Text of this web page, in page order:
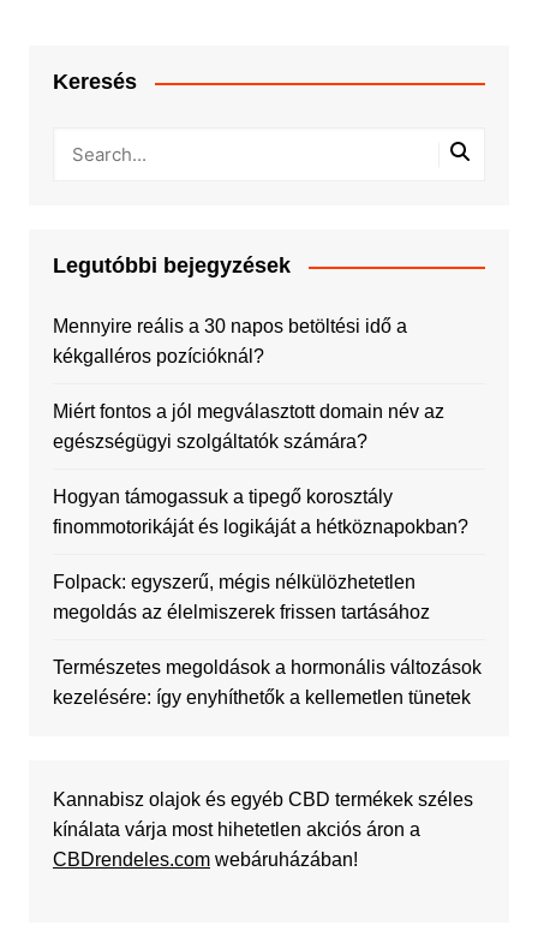
Keresés
Legutóbbi bejegyzések
Mennyire reális a 30 napos betöltési idő a
kékgalléros pozícióknál?
Miért fontos a jól megválasztott domain név az
egészségügyi szolgáltatók számára?
Hogyan támogassuk a tipegő korosztály
finommotorikáját és logikáját a hétköznapokban?
Folpack: egyszerű, mégis nélkülözhetetlen
megoldás az élelmiszerek frissen tartásához
Természetes megoldások a hormonális változások
kezelésére: így enyhíthetők a kellemetlen tünetek
Kannabisz olajok és egyéb CBD termékek széles
kínálata várja most hihetetlen akciós áron a
CBDrendeles.comwebáruházában!